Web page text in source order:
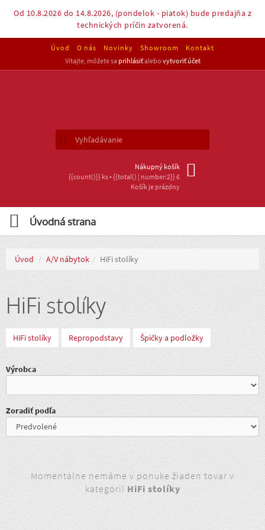
Od 10.8.2026 do 14.8.2026, (pondelok - piatok) bude predajňa z
technických príčin zatvorená.
Úvod O nás Novinky Showroom
Kontakt
Vitajte, môžete sa prihlásiťalebo vytvoriť účet
Nákupný košík
{{count()}} ks • {{total() | number:2}} €
Košík je prázdny
Úvod A/V nábytok HiFi stolíky
HiFi stolíky
HiFi stolíky Repropodstavy Špičky a podložky
Výrobca
Zoradiť podľa
Momentálne nemáme v ponuke žiaden tovar v
kategórií HiFi stolíky